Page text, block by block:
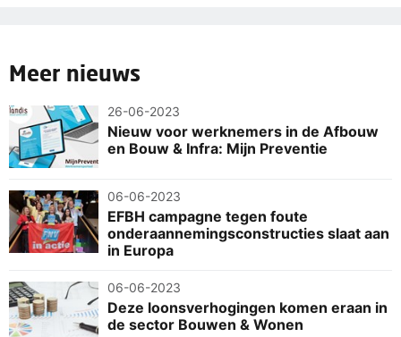
Meer nieuws
26-06-2023
Nieuw voor werknemers in de Afbouw
en Bouw & Infra: Mijn Preventie
06-06-2023
EFBH campagne tegen foute
onderaannemingsconstructies slaat aan
in Europa
06-06-2023
Deze loonsverhogingen komen eraan in
de sector Bouwen & Wonen